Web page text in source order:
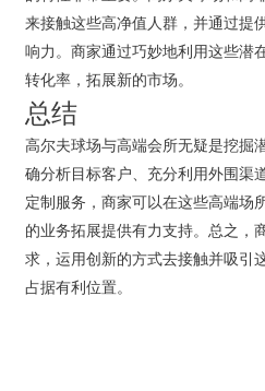
来接触这些高净值人群，并通过提
响力。商家通过巧妙地利用这些潜
转化率，拓展新的市场。
总结
高尔夫球场与高端会所无疑是挖掘
确分析目标客户、充分利用外围渠
定制服务，商家可以在这些高端场
的业务拓展提供有力支持。总之，
求，运用创新的方式去接触并吸引
占据有利位置。